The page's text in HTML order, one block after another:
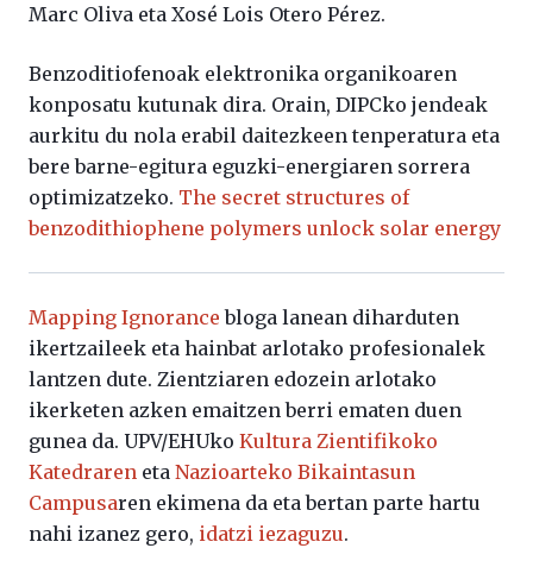
Marc Oliva eta Xosé Lois Otero Pérez.
Benzoditiofenoak elektronika organikoaren
konposatu kutunak dira. Orain, DIPCko jendeak
aurkitu du nola erabil daitezkeen tenperatura eta
bere barne-egitura eguzki-energiaren sorrera
optimizatzeko. The secret structures of
benzodithiophene polymers unlock solar energy
Mapping Ignorance bloga lanean diharduten
ikertzaileek eta hainbat arlotako profesionalek
lantzen dute. Zientziaren edozein arlotako
ikerketen azken emaitzen berri ematen duen
gunea da. UPV/EHUko Kultura Zientifikoko
Katedraren eta Nazioarteko Bikaintasun
Campusaren ekimena da eta bertan parte hartu
nahi izanez gero, idatzi iezaguzu.